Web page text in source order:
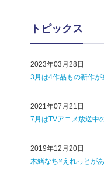
トピックス
2023年03月28日
3月は4作品もの新作
2021年07月21日
7月はTVアニメ放送中
2019年12月20日
木緒なち×えれっとが